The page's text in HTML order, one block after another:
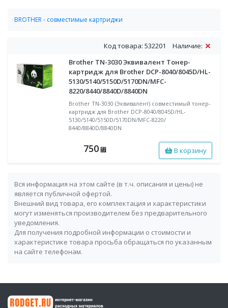
BROTHER - совместимые картриджи
Код товара: 532201
Наличие:
Brother TN-3030 Эквивалент Тонер-
картридж для Brother DCP-8040/8045D/HL-
5130/5140/5150D/5170DN/MFC-
8220/8440/8840D/8840DN
Brother TN-3030 (Эквивалент) совместимый тонер-
картридж для Brother DCP-8040/8045D/HL-
5130/5140/5150D/5170DN/MFC-8220/
8440/8840D/8840DN
750 ⃏ В корзину
Вся информация на этом сайте (в т.ч. описания и цены) не
является публичной офертой.
Внешний вид товара, его комплектация и характеристики
могут изменяться производителем без предварительного
уведомления.
Для получения подробной информации о стоимости и
характеристике товара просьба обращаться по указанным
на сайте телефонам.